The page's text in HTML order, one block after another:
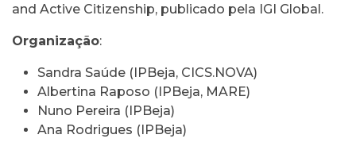
and Active Citizenship, publicado pela IGI Global.
Organização:
Sandra Saúde (IPBeja, CICS.NOVA)
Albertina Raposo (IPBeja, MARE)
Nuno Pereira (IPBeja)
Ana Rodrigues (IPBeja)